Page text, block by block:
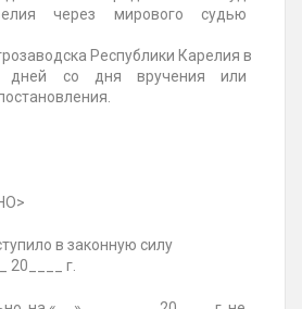
через мирового судью
Республики Карелия в
дней со дня вручения или
судья
в законную силу
20____ г.